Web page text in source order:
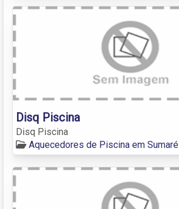
Disq Piscina
Disq Piscina
Aquecedores de Piscina em Sumaré